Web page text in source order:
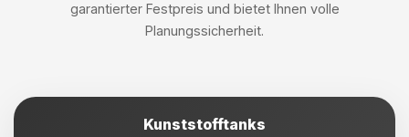
garantierter Festpreis und bietet Ihnen volle
Planungssicherheit.
Kunststofftanks